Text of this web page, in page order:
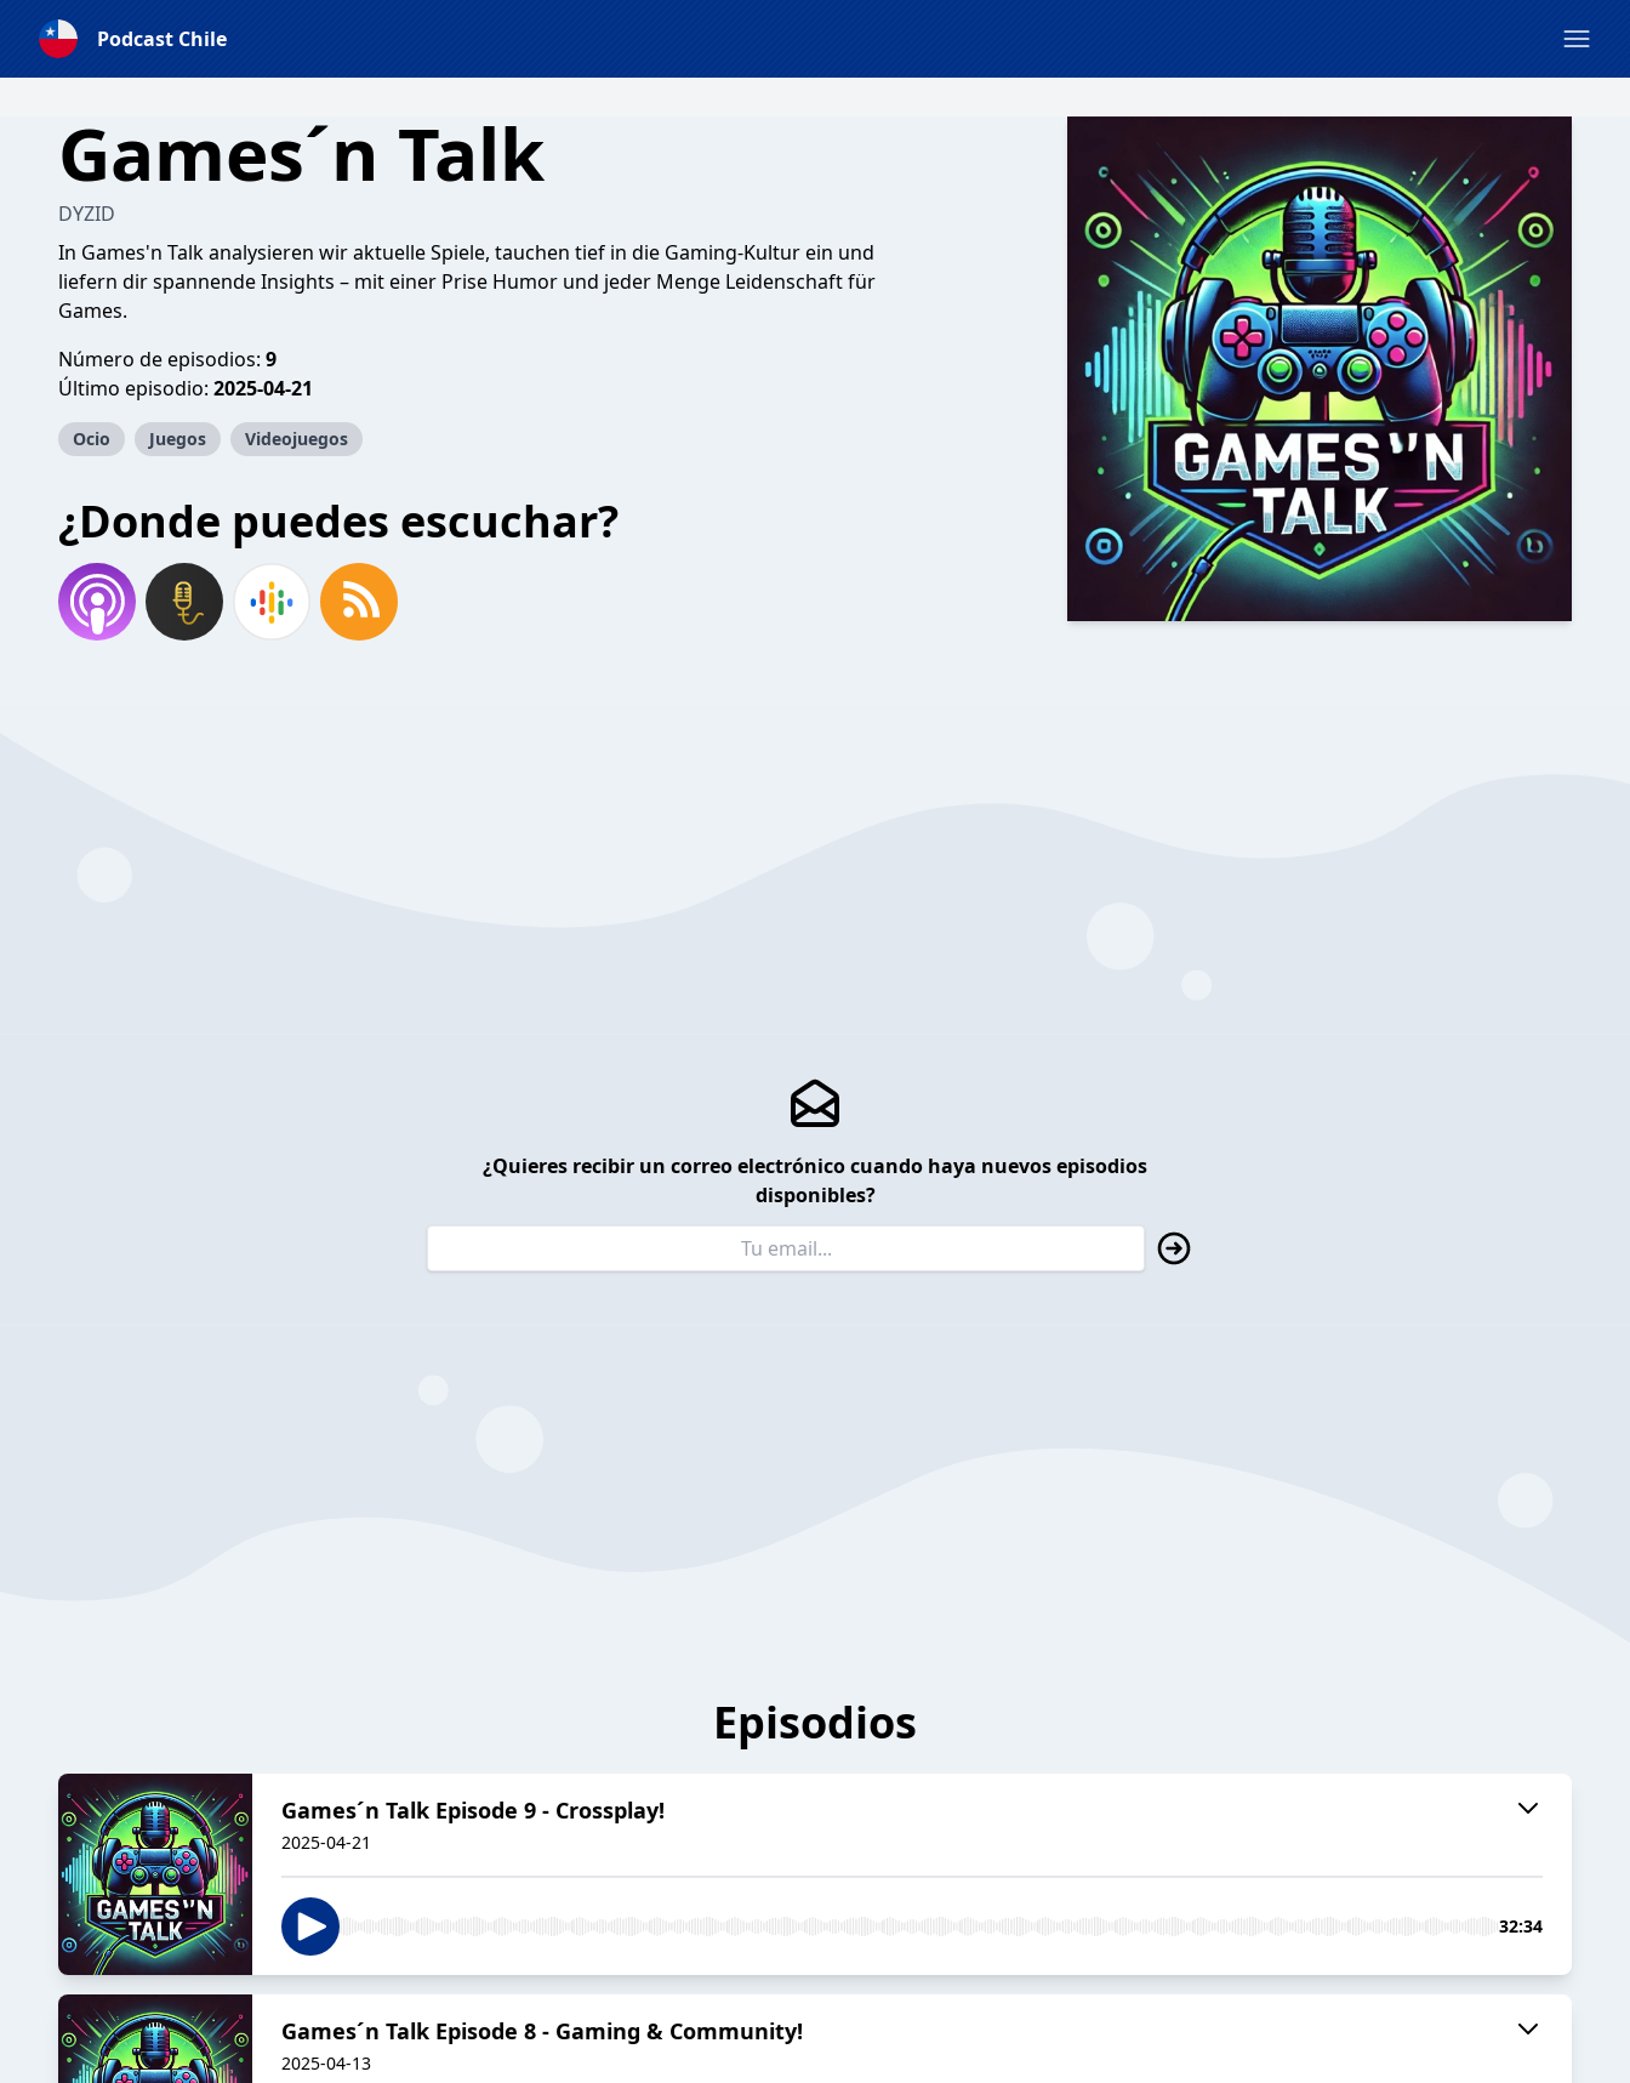
Podcast Chile
Games´n Talk
DYZID
In Games'n Talk analysieren wir aktuelle Spiele, tauchen tief in die Gaming-Kultur ein und
liefern dir spannende Insights – mit einer Prise Humor und jeder Menge Leidenschaft für
Games.
Número de episodios: 9
Último episodio: 2025-04-21
Ocio Juegos Videojuegos
¿Donde puedes escuchar?
¿Quieres recibir un correo electrónico cuando haya nuevos episodios
disponibles?
Episodios
Games´n Talk Episode 9 - Crossplay!
2025-04-21
32:34
Games´n Talk Episode 8 - Gaming & Community!
2025-04-13